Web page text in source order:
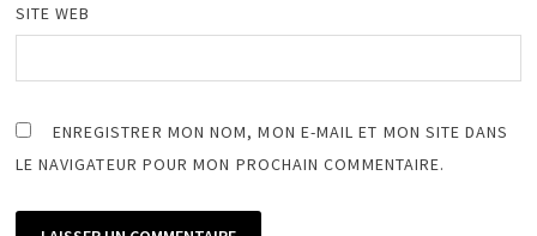
SITE WEB
ENREGISTRER MON NOM, MON E-MAIL ET MON SITE DANS
LE NAVIGATEUR POUR MON PROCHAIN COMMENTAIRE.